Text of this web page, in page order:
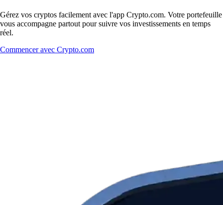
Gérez vos cryptos facilement avec l'app Crypto.com. Votre portefeuille
vous accompagne partout pour suivre vos investissements en temps
réel.
Commencer avec Crypto.com